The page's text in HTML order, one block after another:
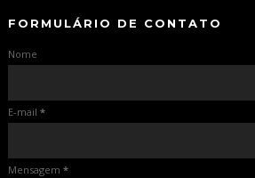
FORMULÁRIO DE CONTATO
Nome
E-mail *
Mensagem *